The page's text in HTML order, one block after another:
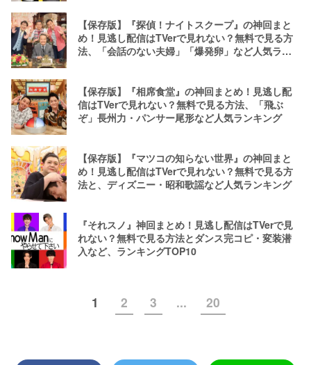
【保存版】『探偵！ナイトスクープ』の神回まと
め！見逃し配信はTVerで見れない？無料で見る方
法、「会話のない夫婦」「爆発卵」など人気ラン
【保存版】『相席食堂』の神回まとめ！見逃し配
信はTVerで見れない？無料で見る方法、「飛ぶ
ぞ」長州力・パンサー尾形など人気ランキング
【保存版】『マツコの知らない世界』の神回まと
め！見逃し配信はTVerで見れない？無料で見る方
法と、ディズニー・昭和歌謡など人気ランキング
『それスノ』神回まとめ！見逃し配信はTVerで見
れない？無料で見る方法とダンス完コピ・変装潜
入など、ランキングTOP10
1 2 3 ... 20